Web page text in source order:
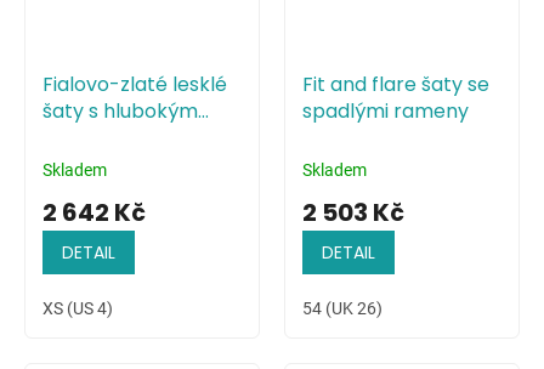
Fialovo-zlaté lesklé
šaty s hlubokým
zády
Skladem
2 642 Kč
DETAIL
XS (US 4)
Fit and flare šaty se
spadlými rameny
Skladem
2 503 Kč
DETAIL
54 (UK 26)